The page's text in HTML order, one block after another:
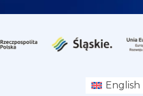
English